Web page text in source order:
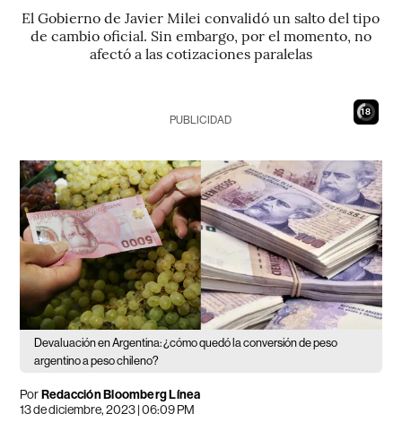
El Gobierno de Javier Milei convalidó un salto del tipo
de cambio oficial. Sin embargo, por el momento, no
afectó a las cotizaciones paralelas
17
PUBLICIDAD
Devaluación en Argentina: ¿cómo quedó la conversión de peso
argentino a peso chileno?
PorRedacción Bloomberg Línea
13 de diciembre, 2023 | 06:09 PM